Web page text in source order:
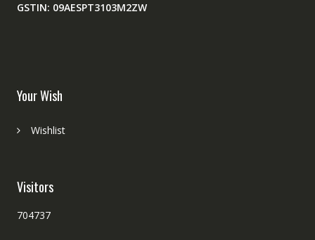
GSTIN: 09AESPT3103M2ZW
Your Wish
Wishlist
Visitors
704737